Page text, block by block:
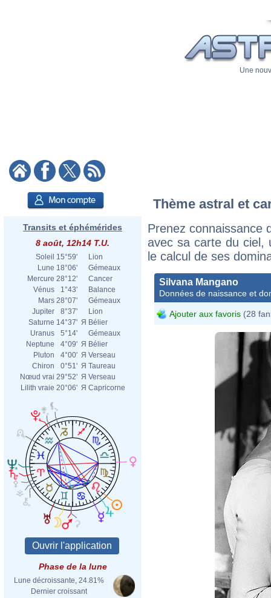
Une
Transits et éphémérides
8 août, 12h14 T.U.
Soleil 15°59'
Lion
Lune 18°06'
Gémeaux
Mercure 28°12'
Cancer
Vénus
1°43'
Balance
Mars 28°07'
Gémeaux
Jupiter
8°37'
Lion
Saturne 14°37' Я Bélier
Uranus
5°14'
Gémeaux
Neptune
4°09' Я Bélier
Pluton
4°00' Я Verseau
Chiron
0°51' Я Taureau
Nœud vrai 29°52' Я Verseau
Lilith vraie 20°06' Я Capricorne
Phase de la lune
Lune décroissante, 24.81%
Dernier croissant
Thème astral et
Prenez connaissance
avec sa carte du ciel,
le calcul de ses
Silvana Mangano
Données de naissance et
Ajouter aux favoris (28